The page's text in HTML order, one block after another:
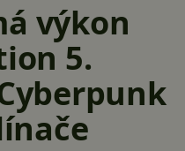
výkon
5.